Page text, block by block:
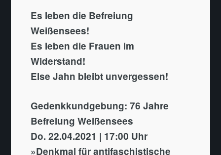
Es leben die Befreiung
Weißensees!
Es leben die Frauen im
Widerstand!
Else Jahn bleibt unvergessen!
Gedenkkundgebung: 76 Jahre
Befreiung Weißensees
Do. 22.04.2021 | 17:00 Uhr
»Denkmal für antifaschistische